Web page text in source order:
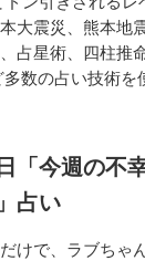
大震災、熊本地
占星術、四柱推
数の占い技術を
「今週の不
占い
けで、ラブちゃ